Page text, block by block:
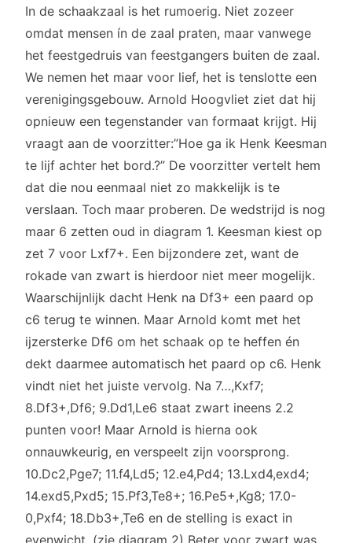
In de schaakzaal is het rumoerig. Niet zozeer
omdat mensen ín de zaal praten, maar vanwege
het feestgedruis van feestgangers buiten de zaal.
We nemen het maar voor lief, het is tenslotte een
verenigingsgebouw. Arnold Hoogvliet ziet dat hij
opnieuw een tegenstander van formaat krijgt. Hij
vraagt aan de voorzitter:”Hoe ga ik Henk Keesman
te lijf achter het bord.?” De voorzitter vertelt hem
dat die nou eenmaal niet zo makkelijk is te
verslaan. Toch maar proberen. De wedstrijd is nog
maar 6 zetten oud in diagram 1. Keesman kiest op
zet 7 voor Lxf7+. Een bijzondere zet, want de
rokade van zwart is hierdoor niet meer mogelijk.
Waarschijnlijk dacht Henk na Df3+ een paard op
c6 terug te winnen. Maar Arnold komt met het
ijzersterke Df6 om het schaak op te heffen én
dekt daarmee automatisch het paard op c6. Henk
vindt niet het juiste vervolg. Na 7…,Kxf7;
8.Df3+,Df6; 9.Dd1,Le6 staat zwart ineens 2.2
punten voor! Maar Arnold is hierna ook
onnauwkeurig, en verspeelt zijn voorsprong.
10.Dc2,Pge7; 11.f4,Ld5; 12.e4,Pd4; 13.Lxd4,exd4;
14.exd5,Pxd5; 15.Pf3,Te8+; 16.Pe5+,Kg8; 17.0-
0,Pxf4; 18.Db3+,Te6 en de stelling is exact in